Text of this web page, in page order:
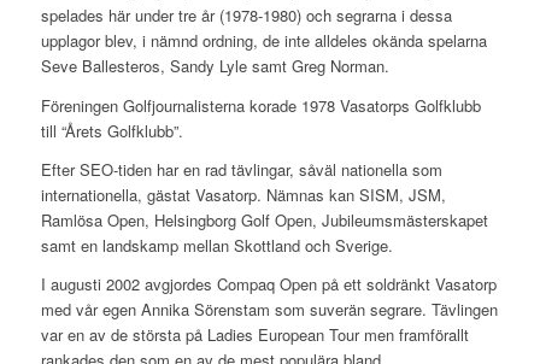
spelades här under tre år (1978-1980) och segrarna i dessa
upplagor blev, i nämnd ordning, de inte alldeles okända spelarna
Seve Ballesteros, Sandy Lyle samt Greg Norman.
Föreningen Golfjournalisterna korade 1978 Vasatorps Golfklubb
till “Årets Golfklubb”.
Efter SEO-tiden har en rad tävlingar, såväl nationella som
internationella, gästat Vasatorp. Nämnas kan SISM, JSM,
Ramlösa Open, Helsingborg Golf Open, Jubileumsmästerskapet
samt en landskamp mellan Skottland och Sverige.
I augusti 2002 avgjordes Compaq Open på ett soldränkt Vasatorp
med vår egen Annika Sörenstam som suverän segrare. Tävlingen
var en av de största på Ladies European Tour men framförallt
rankades den som en av de mest populära bland